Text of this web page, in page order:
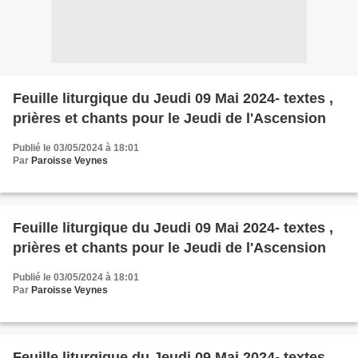
Feuille liturgique du Jeudi 09 Mai 2024- textes ,
prières et chants pour le Jeudi de l'Ascension
Publié le 03/05/2024 à 18:01
Par Paroisse Veynes
Feuille liturgique du Jeudi 09 Mai 2024- textes ,
prières et chants pour le Jeudi de l'Ascension
Publié le 03/05/2024 à 18:01
Par Paroisse Veynes